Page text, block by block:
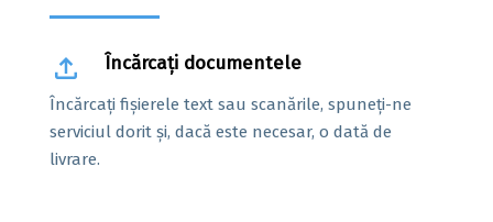
file_upload Încărcați documentele
Încărcați fișierele text sau scanările, spuneți-ne
serviciul dorit și, dacă este necesar, o dată de
livrare.